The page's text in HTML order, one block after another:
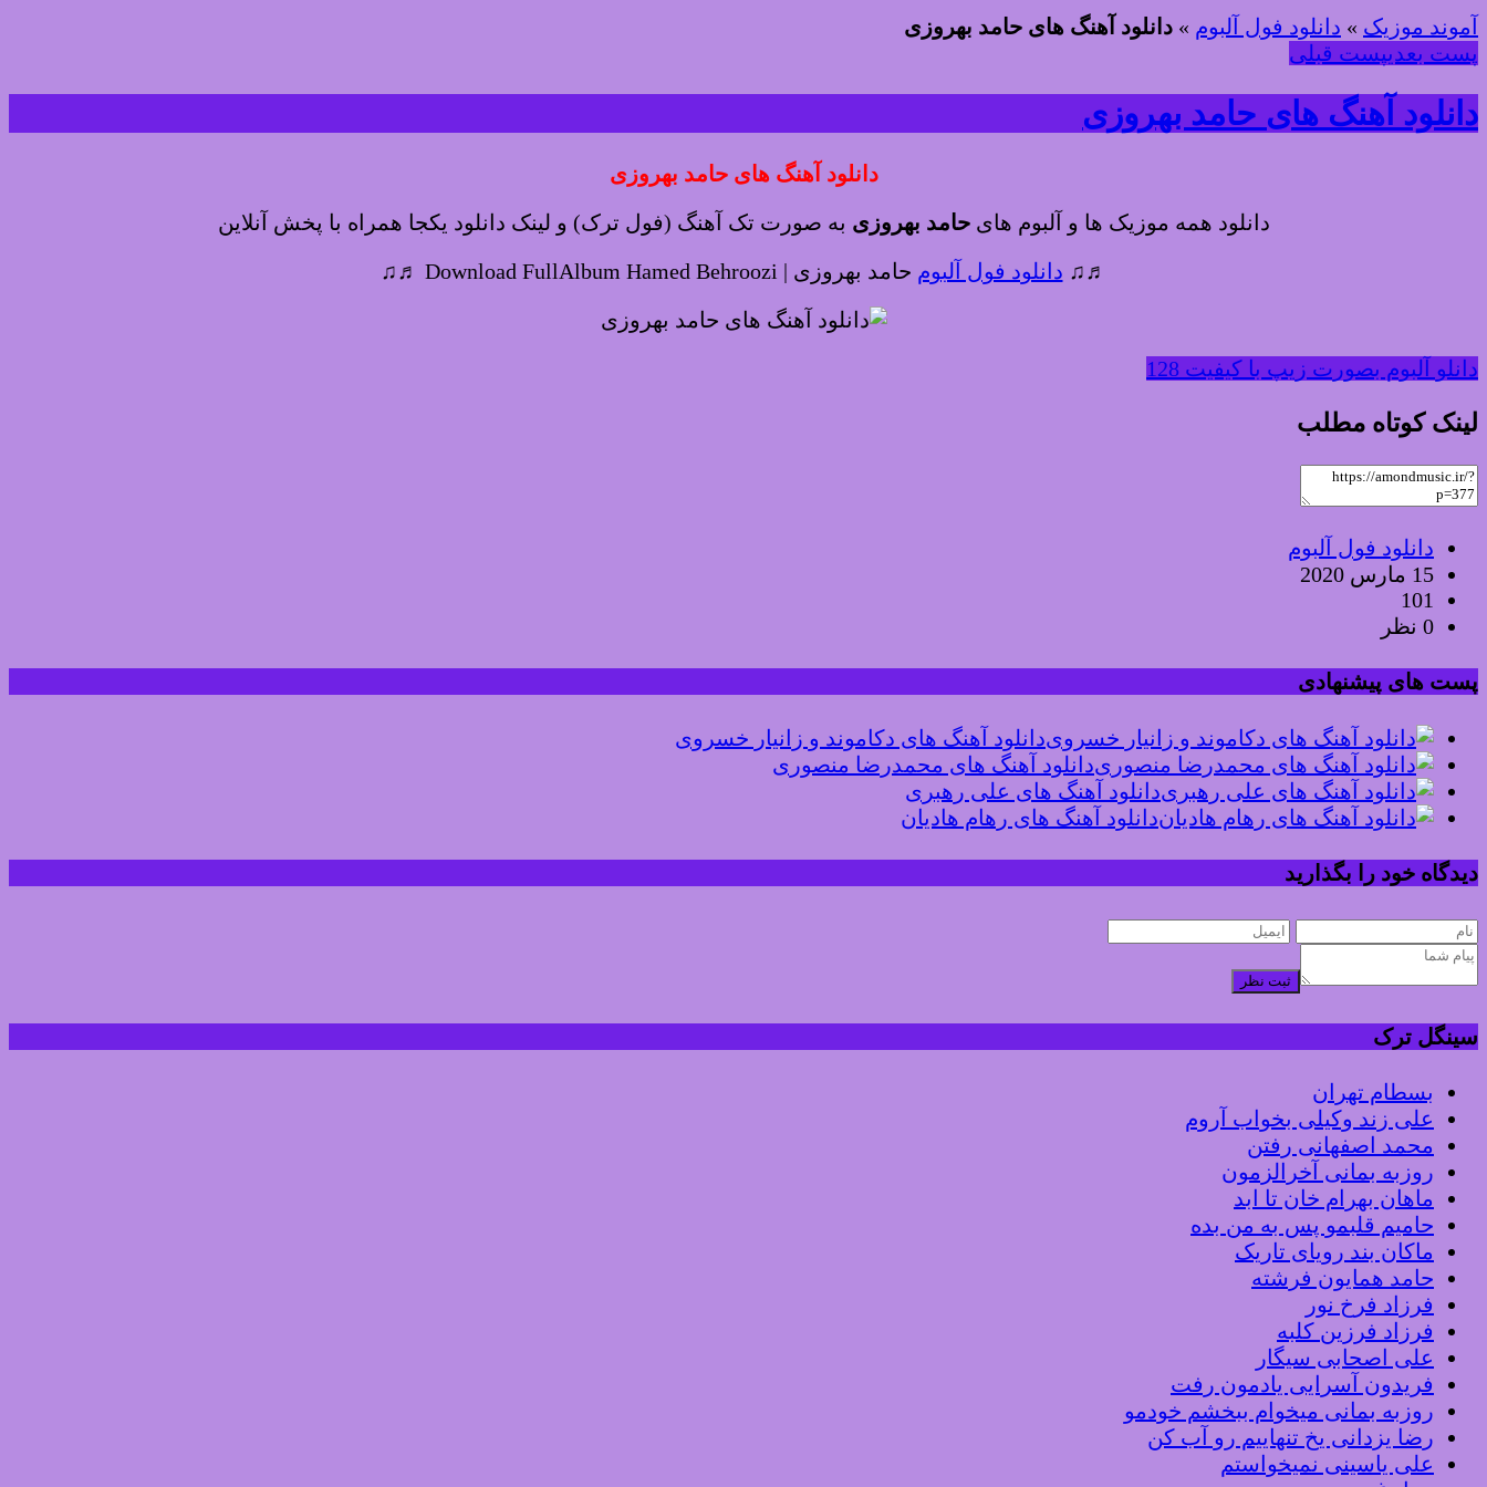
آموند موزیک » دانلود فول آلبوم » دانلود آهنگ های حامد بهروزی
پست بعدیپست قبلی
دانلود آهنگ های حامد بهروزی
دانلود آهنگ های حامد بهروزی
دانلود همه موزیک ها و آلبوم هایحامد بهروزی به صورت تک آهنگ (فول ترک) و لینک دانلود یکجا همراه با پخش آنلاین
♬♫ دانلود فول آلبوم حامد بهروزی | Download FullAlbum Hamed Behroozi ♬♫
دانلو آلبوم بصورت زیپ با کیفیت 128
لینک کوتاه مطلب
دانلود فول آلبوم
15 مارس 2020
101
0 نظر
پست های پیشنهادی
دانلود آهنگ های دکاموند و زانیار خسروی
دانلود آهنگ های محمدرضا منصوری
دانلود آهنگ های علی رهبری
دانلود آهنگ های رهام هادیان
دیدگاه خود را بگذارید
ثبت نظر
سینگل ترک
بسطام تهران
علی زند وکیلی بخواب آروم
محمد اصفهانی رفتن
روزبه بمانی آخرالزمون
ماهان بهرام خان تا ابد
حامیم قلبمو پس به من بده
ماکان بند رویای تاریک
حامد همایون فرشته
فرزاد فرخ نور
فرزاد فرزین کلبه
علی اصحابی سیگار
فریدون آسرایی یادمون رفت
روزبه بمانی میخوام ببخشم خودمو
رضا یزدانی یخ تنهاییم رو آب کن
علی یاسینی نمیخواستم